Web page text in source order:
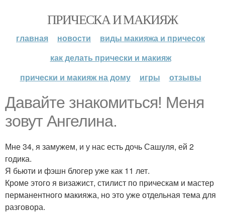
ПРИЧЕСКА И МАКИЯЖ
главная новости
виды макияжа и причесок
как делать прически и макияж
прически и макияж на дому
игры отзывы
Давайте знакомиться! Меня
зовут Ангелина.
Мне 34, я замужем, и у нас есть дочь Сашуля, ей 2
годика.
Я бьюти и фэшн блогер уже как 11 лет.
Кроме этого я визажист, стилист по прическам и мастер
перманентного макияжа, но это уже отдельная тема для
разговора.